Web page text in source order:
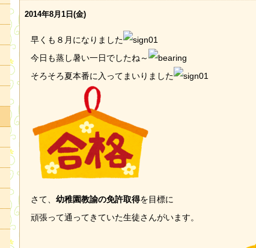
2014年8月1日(金)
早くも８月になりました
今日も蒸し暑い一日でしたね～
そろそろ夏本番に入ってまいりました
さて、 幼稚園教諭の免許取得を目標に
頑張って通ってきていた生徒さんがいます。